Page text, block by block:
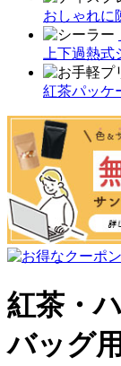
おしゃれに
上下過熱
紅茶パッケ
紅茶・
バッグ